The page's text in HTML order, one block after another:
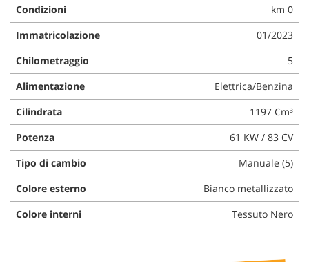
Condizioni
km 0
Immatricolazione
01/2023
Chilometraggio
5
Alimentazione
Elettrica/Benzina
Cilindrata
1197 Cm³
Potenza
61 KW / 83 CV
Tipo di cambio
Manuale (5)
Colore esterno
Bianco metallizzato
Colore interni
Tessuto Nero
questi
strumenti
di
tracciamento
si
rimanda
alla
cookie
policy.
Puoi
rivedere
e
modificare
le
tue
scelte